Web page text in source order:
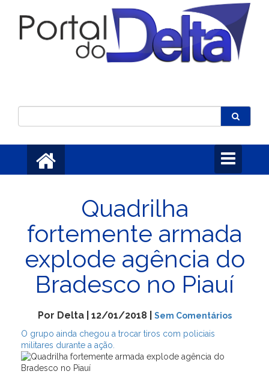
Toggle
navigation
Quadrilha
fortemente armada
explode agência do
Bradesco no Piauí
Por Delta | 12/01/2018 |
Sem Comentários
O grupo ainda chegou a trocar tiros com policiais
militares durante a ação.